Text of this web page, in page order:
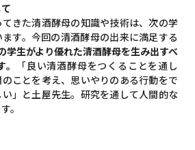
きた清酒酵母の知識や技術は、次の学
す。今回の清酒酵母の出来に満足する
学生がより優れた清酒酵母を生み出すべ
「良い清酒酵母をつくることを通し
ことを考え、思いやりのある行動をで
」と土屋先生。研究を通して人間的な
。